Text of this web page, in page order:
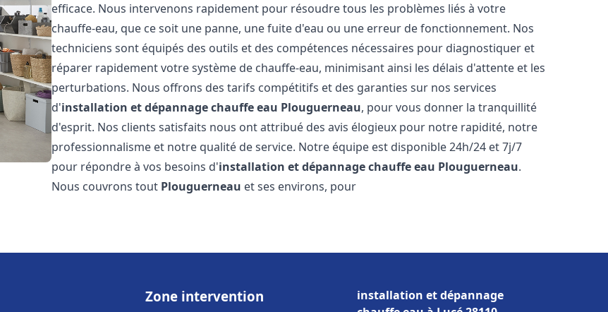
efficace. Nous intervenons rapidement pour résoudre tous les problèmes liés à votre
chauffe-eau, que ce soit une panne, une fuite d'eau ou une erreur de fonctionnement. Nos
techniciens sont équipés des outils et des compétences nécessaires pour diagnostiquer et
réparer rapidement votre système de chauffe-eau, minimisant ainsi les délais d'attente et les
perturbations. Nous offrons des tarifs compétitifs et des garanties sur nos services
d'installation et dépannage chauffe eau Plouguerneau, pour vous donner la tranquillité
d'esprit. Nos clients satisfaits nous ont attribué des avis élogieux pour notre rapidité, notre
professionnalisme et notre qualité de service. Notre équipe est disponible 24h/24 et 7j/7
pour répondre à vos besoins d'installation et dépannage chauffe eau Plouguerneau.
Nous couvrons tout Plouguerneau et ses environs, pour
Zone intervention
installation et dépannage